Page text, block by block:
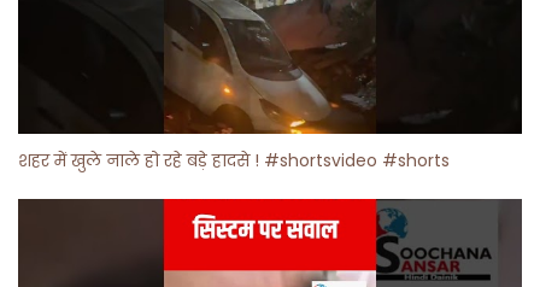
शहर में खुले नाले हो रहे बड़े हादसे ! #shortsvideo #shorts